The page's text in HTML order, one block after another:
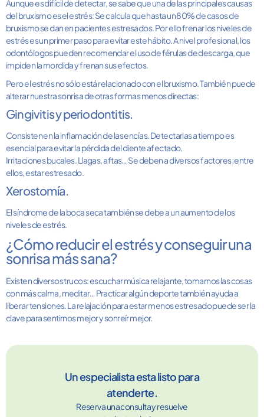
Aunque es difícil de detectar, se sabe que una de las principales causas
del bruxismo es el estrés: Se calcula que hasta un 80% de casos de
bruxismo se dan en pacientes estresados. Por ello frenar los niveles de
estrés es un primer paso para evitar este hábito. A nivel profesional, los
odontólogos pueden recomendar el uso de férulas de descarga, que
impiden la mordida y frenan sus efectos.
Pero el estrés no sólo está relacionado con el bruxismo. También puede
alterar nuestra sonrisa de otras formas menos directas:
Gingivitis y periodontitis.
Consisten en la inflamación de las encías. Detectarlas a tiempo es
esencial para evitar la pérdida del diente afectado.
Irritaciones bucales. Llagas, aftas… Se deben a diversos factores; entre
ellos, estar estresado.
Xerostomía.
El síndrome de la boca seca también se debe a un aumento de los
niveles de estrés.
¿Cómo reducir el estrés y conseguir una
sonrisa más sana?
Existen diversos trucos: escuchar música relajante, tomarnos las cosas
con más calma, meditar… Practicar algún deporte también ayuda a
liberar tensiones. La relajación para estar menos estresado puede ser la
clave para sentirnos mejor y sonreír mejor.
Un especialista esta listo para
atenderte.
Reserva una consulta y resuelve